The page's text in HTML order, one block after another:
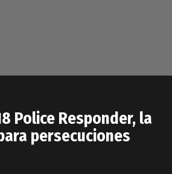
Police Responder, la
persecuciones